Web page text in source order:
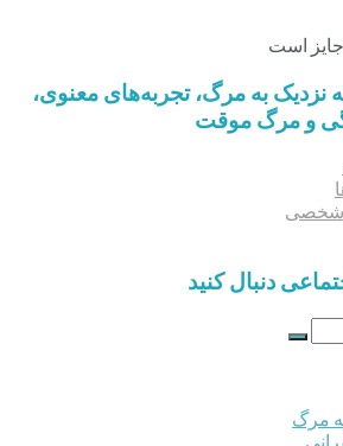
است
نزدیک به مرگ، تجربه‌های معنوی،
و مرگ موقت
شخصی
دنبال کنید
مرگ